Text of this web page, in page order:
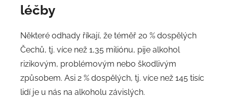
léčby
Některé odhady říkají, že téměř 20 % dospělých
Čechů, tj. více než 1,35 miliónu, pije alkohol
rizikovým, problémovým nebo škodlivým
způsobem. Asi 2 % dospělých, tj. více než 145 tisíc
lidí je u nás na alkoholu závislých.